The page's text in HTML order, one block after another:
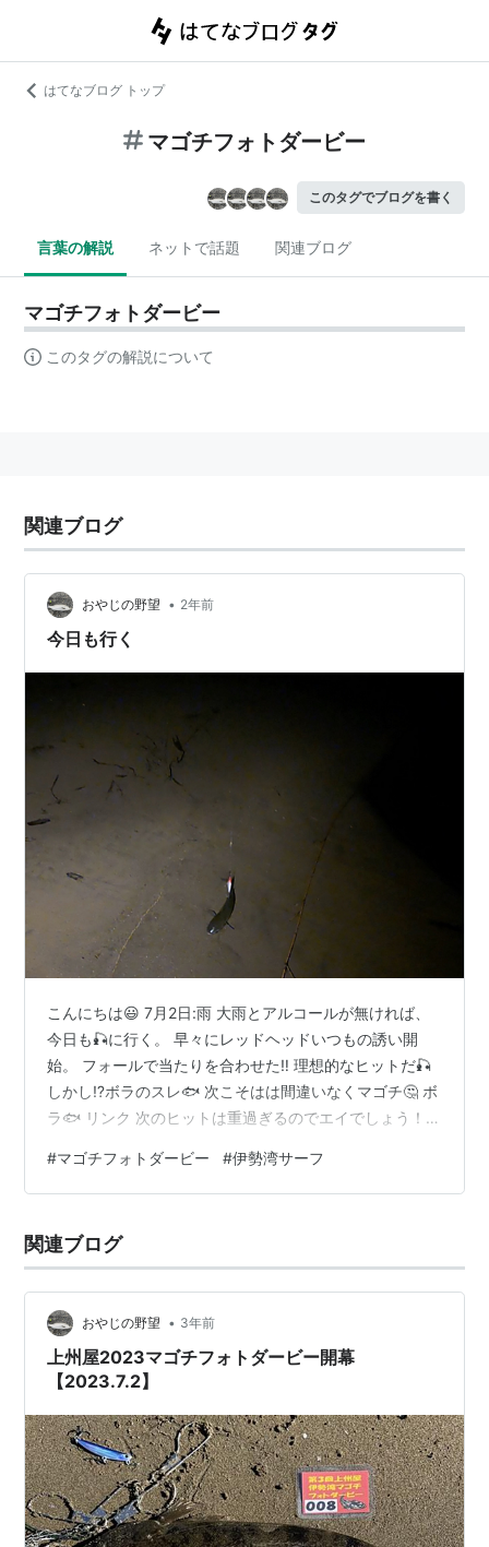
はてなブログ トップ
マゴチフォトダービー
このタグでブログを書く
言葉の解説 ネットで話題 関連ブログ
マゴチフォトダービー
このタグの解説について
関連ブログ
おやじの野望 • 2年前
今日も行く
こんにちは😃 7月2日:雨 大雨とアルコールが無ければ、
今日も🎣に行く。 早々にレッドヘッドいつもの誘い開
始。 フォールで当たりを合わせた‼️ 理想的なヒットだ🎣
しかし⁉️ボラのスレ🐟 次こそはは間違いなくマゴチ🤔 ボ
ラ🐟 リンク 次のヒットは重過ぎるのでエイでしょう！
ロストせずに済んだ。 ヒラメだったりして😆 次のヒット
🐟もボラです。 ボラ→ボラ→エイ→ボラ ランキング参加
ア遊びが好き。 おーい‼️朝から疲れるやろー 1時間が過ぎ
終了。 なかなか好調は続きませんでした💦
#マゴチフォトダービー #伊勢湾サーフ
関連ブログ
おやじの野望 • 3年前
上州屋2023マゴチフォトダービー開幕
【2023.7.2】